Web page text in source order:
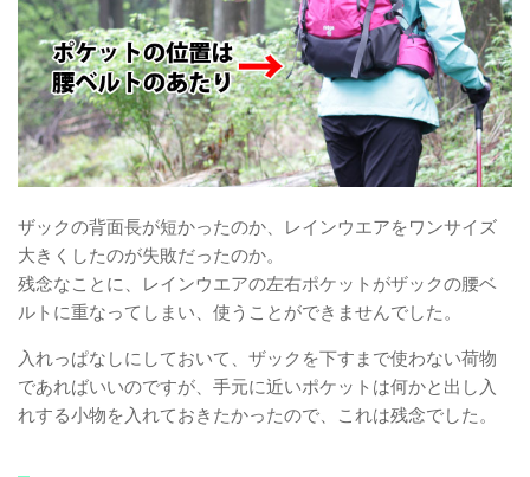
ザックの背面長が短かったのか、レインウエアをワンサイズ
大きくしたのが失敗だったのか。
残念なことに、レインウエアの左右ポケットがザックの腰ベ
ルトに重なってしまい、使うことができませんでした。
入れっぱなしにしておいて、ザックを下すまで使わない荷物
であればいいのですが、手元に近いポケットは何かと出し入
れする小物を入れておきたかったので、これは残念でした。